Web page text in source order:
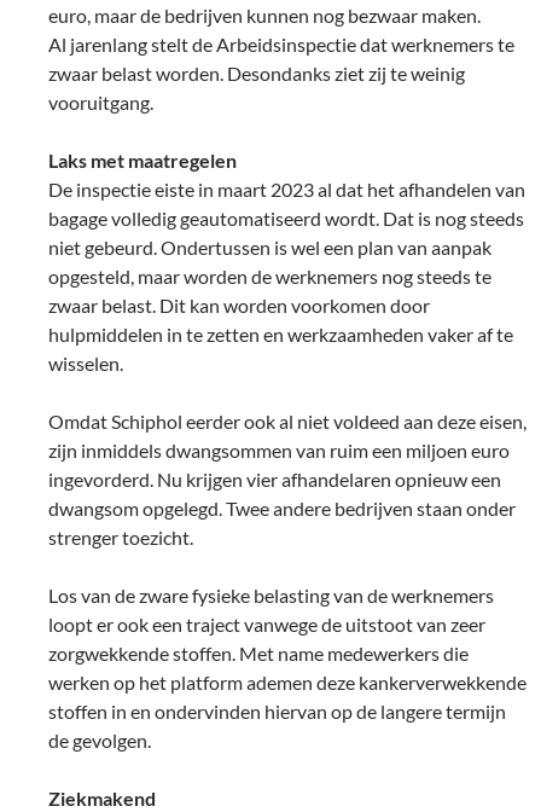
euro, maar de bedrijven kunnen nog bezwaar maken.
Al jarenlang stelt de Arbeidsinspectie dat werknemers te
zwaar belast worden. Desondanks ziet zij te weinig
vooruitgang.
Laks met maatregelen
De inspectie eiste in maart 2023 al dat het afhandelen van
bagage volledig geautomatiseerd wordt. Dat is nog steeds
niet gebeurd. Ondertussen is wel een plan van aanpak
opgesteld, maar worden de werknemers nog steeds te
zwaar belast. Dit kan worden voorkomen door
hulpmiddelen in te zetten en werkzaamheden vaker af te
wisselen.
Omdat Schiphol eerder ook al niet voldeed aan deze eisen,
zijn inmiddels dwangsommen van ruim een miljoen euro
ingevorderd. Nu krijgen vier afhandelaren opnieuw een
dwangsom opgelegd. Twee andere bedrijven staan onder
strenger toezicht.
Los van de zware fysieke belasting van de werknemers
loopt er ook een traject vanwege de uitstoot van zeer
zorgwekkende stoffen. Met name medewerkers die
werken op het platform ademen deze kankerverwekkende
stoffen in en ondervinden hiervan op de langere termijn
de gevolgen.
Ziekmakend